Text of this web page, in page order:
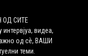
ОД СИТЕ
видеа,
од сѐ, ВАШИ
теми.